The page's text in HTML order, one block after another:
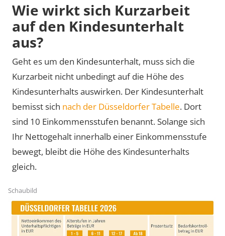
Wie wirkt sich Kurzarbeit
auf den Kindesunterhalt
aus?
Schaubild
Geht es um den Kindesunterhalt, muss sich die
Kurzarbeit nicht unbedingt auf die Höhe des
Kindesunterhalts auswirken. Der Kindesunterhalt
bemisst sich nach der Düsseldorfer Tabelle. Dort
sind 10 Einkommensstufen benannt. Solange sich
Ihr Nettogehalt innerhalb einer Einkommensstufe
bewegt, bleibt die Höhe des Kindesunterhalts
gleich.